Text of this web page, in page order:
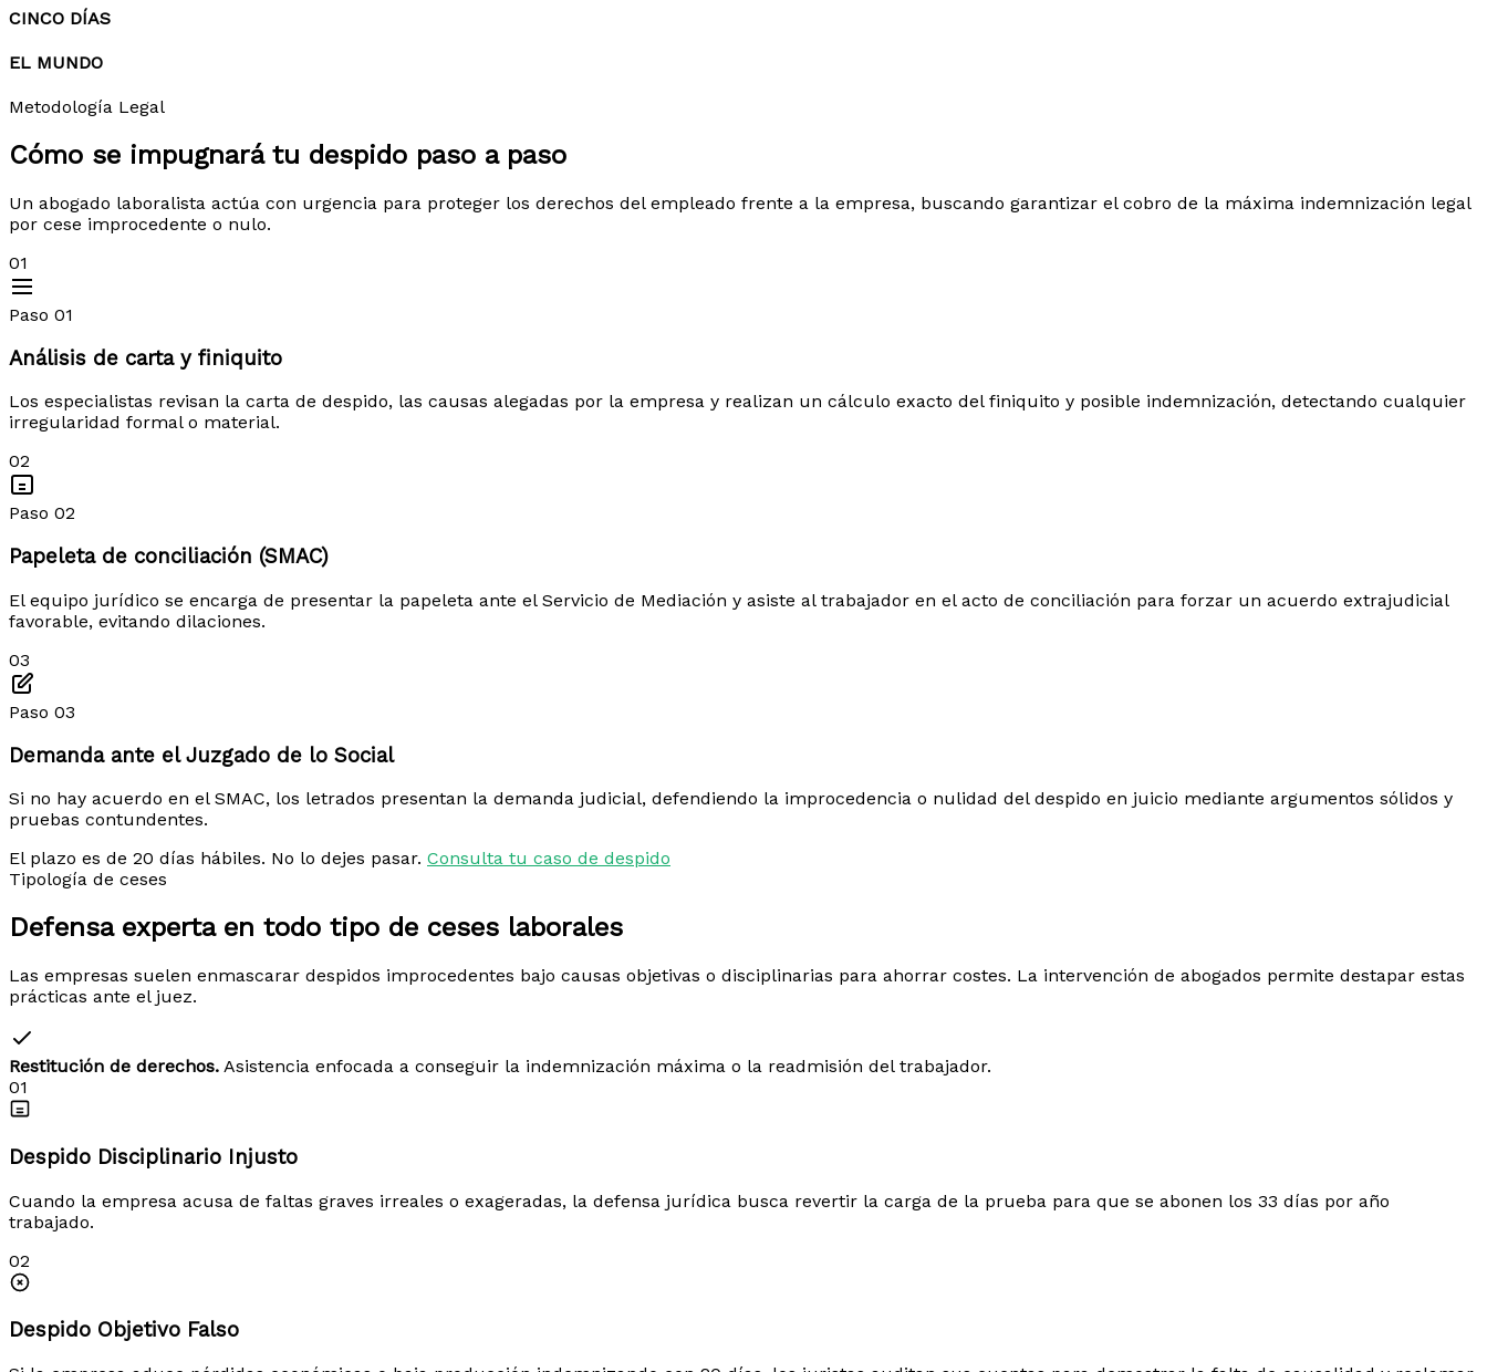
CINCO DÍAS
EL MUNDO
Metodología Legal
Cómo se impugnará tu despido paso a paso
Un abogado laboralista actúa con urgencia para proteger los derechos del empleado frente a la empresa, buscando garantizar el cobro de la máxima indemnización legal
por cese improcedente o nulo.
01
Paso 01
Análisis de carta y finiquito
Los especialistas revisan la carta de despido, las causas alegadas por la empresa y realizan un cálculo exacto del finiquito y posible indemnización, detectando cualquier
irregularidad formal o material.
02
Paso 02
Papeleta de conciliación (SMAC)
El equipo jurídico se encarga de presentar la papeleta ante el Servicio de Mediación y asiste al trabajador en el acto de conciliación para forzar un acuerdo extrajudicial
favorable, evitando dilaciones.
03
Paso 03
Demanda ante el Juzgado de lo Social
Si no hay acuerdo en el SMAC, los letrados presentan la demanda judicial, defendiendo la improcedencia o nulidad del despido en juicio mediante argumentos sólidos y
pruebas contundentes.
El plazo es de 20 días hábiles. No lo dejes pasar. Consulta tu caso de despido
Tipología de ceses
Defensa experta en todo tipo de ceses laborales
Las empresas suelen enmascarar despidos improcedentes bajo causas objetivas o disciplinarias para ahorrar costes. La intervención de abogados permite destapar estas
prácticas ante el juez.
Restitución de derechos. Asistencia enfocada a conseguir la indemnización máxima o la readmisión del trabajador.
01
Despido Disciplinario Injusto
Cuando la empresa acusa de faltas graves irreales o exageradas, la defensa jurídica busca revertir la carga de la prueba para que se abonen los 33 días por año
trabajado.
02
Despido Objetivo Falso